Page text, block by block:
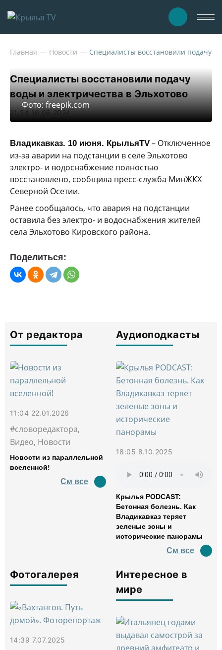
Главная Новости Специалисты восстановили подачу
Специалисты восстановили подачу
воды и электричества в Эльхотово
21:24 10.06.2024
Фото: freepik.com
Владикавказ. 10 июня. КрыльяTV – Отключенное
из-за аварии на подстанции в селе Эльхотово
электро- и водоснабжение полностью
восстановлено, сообщила пресс-служба МинЖКХ
Северной Осетии.
Ранее сообщалось, что авария на подстанции
оставила без электро- и водоснабжения жителей
села Эльхотово Кировского района.
Поделиться:
От редактора
11:04 22.01.2026
#словоредактора,
Видео, Новости
Новости из параллельной
вселенной!
См все
Аудиоподкасты
18:05 8.10.2025
Крылья PODCAST:
Бетонная болезнь. Как
Владикавказ теряет
зеленые зоны и
исторические панорамы
См все
Фотогалерея
14:39 7.07.2025
Интересное в
мире